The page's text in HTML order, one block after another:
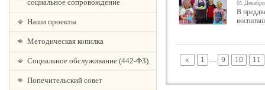
социальное сопровождение
Наши проекты
Методическая копилка
Социальное обслуживание (442-ФЗ)
Попечительский совет
01
В
« 1 … 9 10 11